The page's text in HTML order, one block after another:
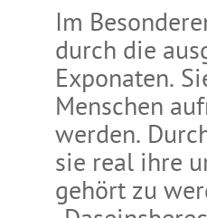
Im
durch die
Exponaten.
Menschen
werden.
sie real ihre
gehört zu